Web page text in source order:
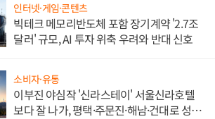
인터넷·게임·콘텐츠
빅테크 메모리반도체 포함 장기계약 '2.7조
달러' 규모, AI 투자 위축 우려와 반대 신호
소비자·유통
이부진 야심작 '신라스테이' 서울신라호텔
보다 잘 나가, 평택·주문진·해남·건대로 성